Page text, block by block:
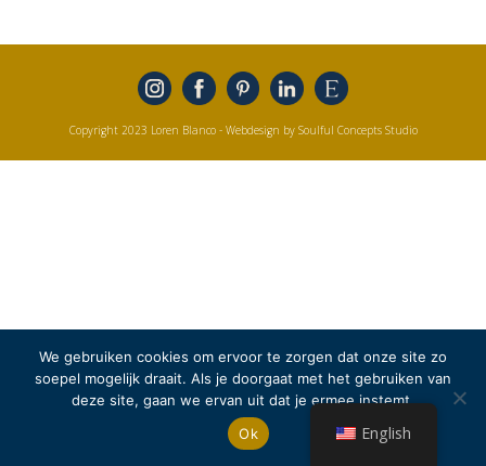
Copyright 2023 Loren Blanco - Webdesign by Soulful Concepts Studio
English
We gebruiken cookies om ervoor te zorgen dat onze site zo
soepel mogelijk draait. Als je doorgaat met het gebruiken van
deze site, gaan we ervan uit dat je ermee instemt.
Ok